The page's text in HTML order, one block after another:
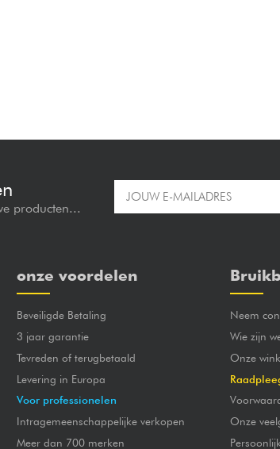
producten...
onze voordelen
Beveiligde Betaling
3 jaar garantie
Tevreden of terugbetaald
Levering in Europa
Voor professionelen
Intragemeenschappelijke verkopen
Meer dan 700 merken
Neem
Wie zijn
Onze
Onze